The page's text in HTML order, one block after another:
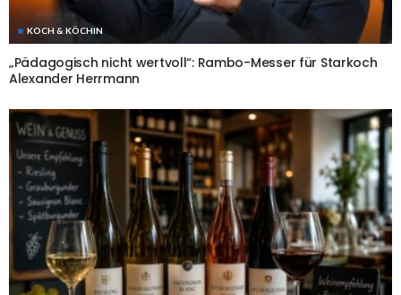
KOCH & KÖCHIN
„Pädagogisch nicht wertvoll“: Rambo-Messer für Starkoch
Alexander Herrmann